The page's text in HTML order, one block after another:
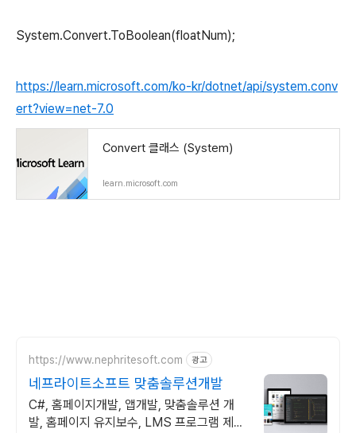
System.Convert.ToBoolean(floatNum);
https://learn.microsoft.com/ko-kr/dotnet/api/system.conv
ert?view=net-7.0
Convert 클래스 (System)
learn.microsoft.com
https://www.nephritesoft.com 광고
네프라이트소프트 맞춤솔루션개발
C#, 홈페이지개발, 앱개발, 맞춤솔루션 개
발, 홈페이지 유지보수, LMS 프로그램 제작